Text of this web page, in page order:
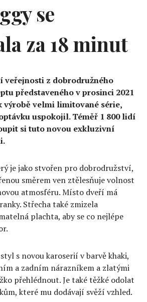
se
za 18 minut
veřejnosti z dobrodružného
představeného v prosinci 2021
výrobě velmi limitované série,
uspokojil. Téměř 1 800 lidí
si tuto novou exkluzivní
je jako stvořen pro dobrodružství,
směrem ven ztělesňuje volnost
atmosféru. Místo dveří má
Střecha také zmizela
plachta, aby se co nejlépe
s novou karoserií v barvě khaki,
a zadním nárazníkem a zlatými
přehlédnout. Je také těžké odolat
které mu dodávají svěží vzhled.